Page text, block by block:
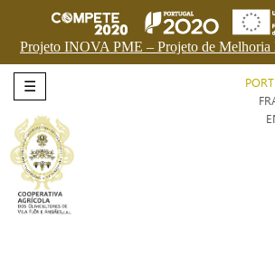
Projeto INOVA PME – Projeto de
☰